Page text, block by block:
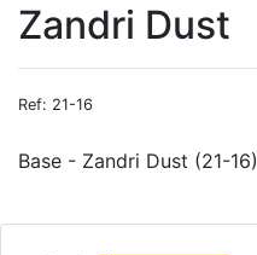
Zandri Dust
Ref: 21-16
Base - Zandri Dust (21-16)